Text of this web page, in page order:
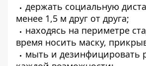
держать социальную
менее 1,5 м друг от друга;
находясь на периметре
время носить маску,
мыть и дезинфицировать